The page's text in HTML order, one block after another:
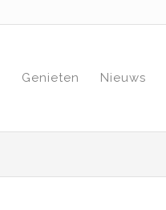
Genieten Nieuws